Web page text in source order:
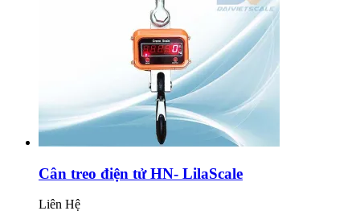
Cân treo điện tử HN- LilaScale
Liên Hệ